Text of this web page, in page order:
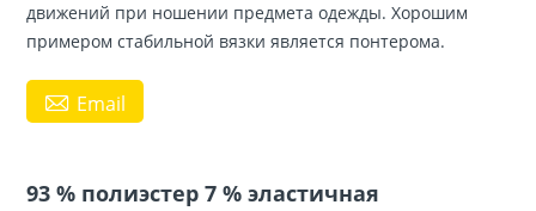
движений при ношении предмета одежды. Хорошим
примером стабильной вязки является понтерома.
 Email
93 % полиэстер 7 % эластичная